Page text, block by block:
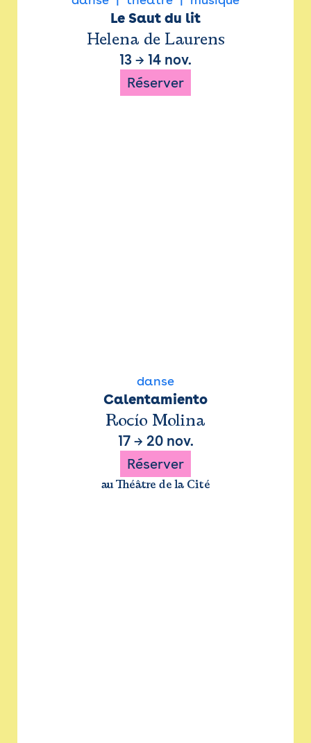
Le Saut du lit
Helena de Laurens
13 → 14 nov.
Réserver
danse
Calentamiento
Rocío Molina
17→ 20 nov.
Réserver
au Théâtre de la Cité